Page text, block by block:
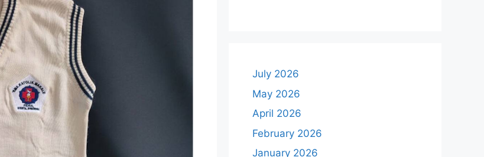
July 2026
May 2026
April 2026
February 2026
January 2026